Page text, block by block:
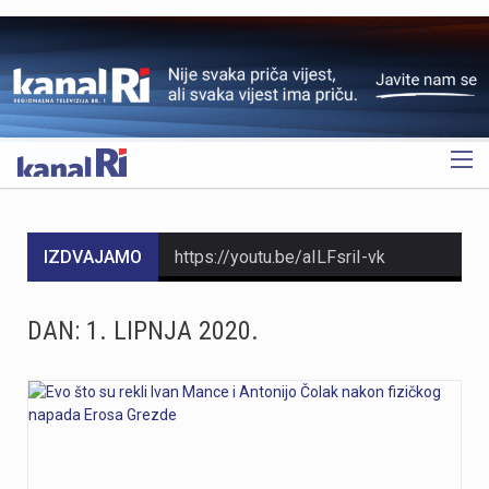
OGLAS
IZDVAJAMO https://youtu.be/aILFsriI-vk
DAN: 1. LIPNJA 2020.